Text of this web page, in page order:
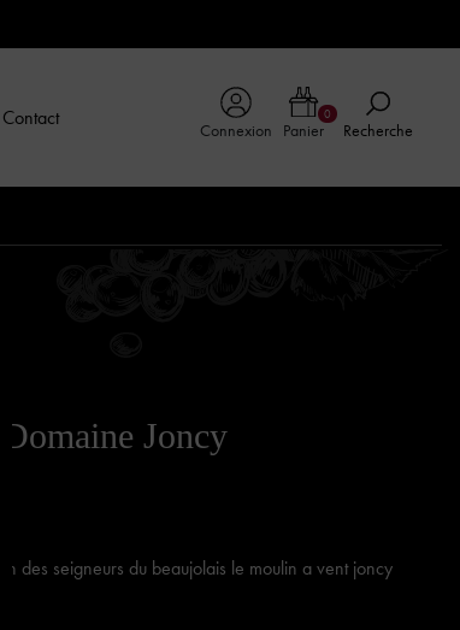
Contact
Connexion Panier
0
Recherche
Joncy
des seigneurs du beaujolais le moulin a vent joncy